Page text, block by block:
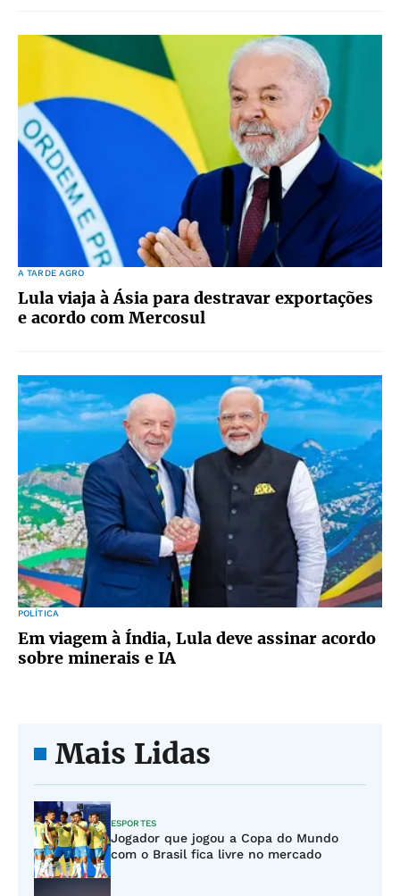
A TARDE AGRO
Lula viaja à Ásia para destravar exportações
e acordo com Mercosul
POLÍTICA
Em viagem à Índia, Lula deve assinar acordo
sobre minerais e IA
Mais Lidas
ESPORTES
Jogador que jogou a Copa do Mundo
com o Brasil fica livre no mercado